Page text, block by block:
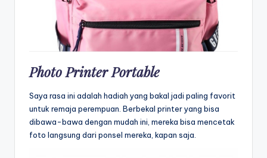
Photo Printer Portable
Saya rasa ini adalah hadiah yang bakal jadi paling favorit
untuk remaja perempuan. Berbekal printer yang bisa
dibawa-bawa dengan mudah ini, mereka bisa mencetak
foto langsung dari ponsel mereka, kapan saja.